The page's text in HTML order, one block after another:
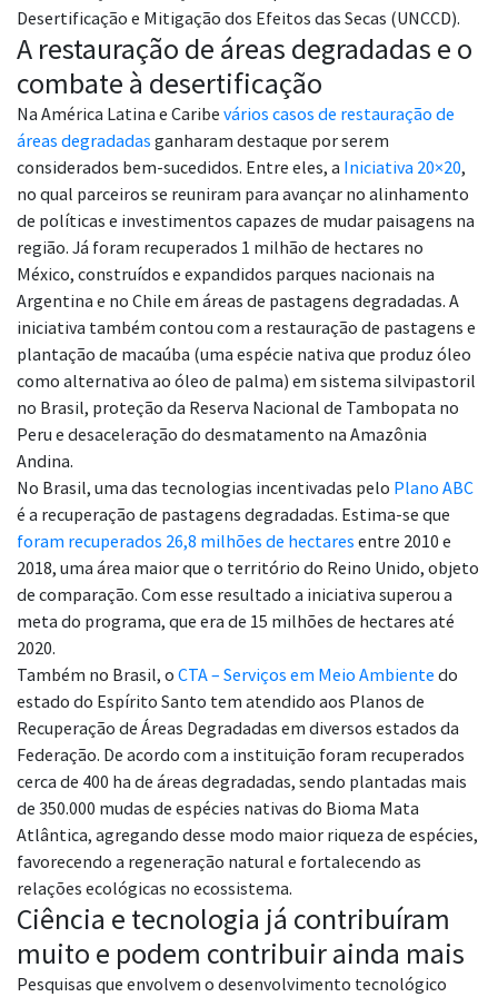
Desertificação e Mitigação dos Efeitos das Secas (UNCCD).
A restauração de áreas degradadas e o
combate à desertificação
Na América Latina e Caribe vários casos de restauração de
áreas degradadas ganharam destaque por serem
considerados bem-sucedidos. Entre eles, a Iniciativa 20×20,
no qual parceiros se reuniram para avançar no alinhamento
de políticas e investimentos capazes de mudar paisagens na
região. Já foram recuperados 1 milhão de hectares no
México, construídos e expandidos parques nacionais na
Argentina e no Chile em áreas de pastagens degradadas. A
iniciativa também contou com a restauração de pastagens e
plantação de macaúba (uma espécie nativa que produz óleo
como alternativa ao óleo de palma) em sistema silvipastoril
no Brasil, proteção da Reserva Nacional de Tambopata no
Peru e desaceleração do desmatamento na Amazônia
Andina.
No Brasil, uma das tecnologias incentivadas pelo Plano ABC
é a recuperação de pastagens degradadas. Estima-se que
foram recuperados 26,8 milhões de hectares entre 2010 e
2018, uma área maior que o território do Reino Unido, objeto
de comparação. Com esse resultado a iniciativa superou a
meta do programa, que era de 15 milhões de hectares até
2020.
Também no Brasil, o CTA – Serviços em Meio Ambiente do
estado do Espírito Santo tem atendido aos Planos de
Recuperação de Áreas Degradadas em diversos estados da
Federação. De acordo com a instituição foram recuperados
cerca de 400 ha de áreas degradadas, sendo plantadas mais
de 350.000 mudas de espécies nativas do Bioma Mata
Atlântica, agregando desse modo maior riqueza de espécies,
favorecendo a regeneração natural e fortalecendo as
relações ecológicas no ecossistema.
Ciência e tecnologia já contribuíram
muito e podem contribuir ainda mais
Pesquisas que envolvem o desenvolvimento tecnológico